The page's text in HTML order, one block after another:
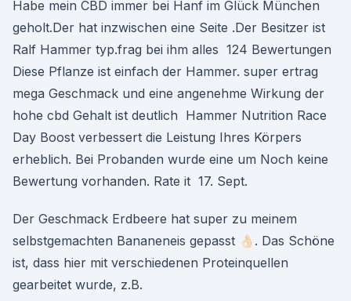
Habe mein CBD immer bei Hanf im Glück München
geholt.Der hat inzwischen eine Seite .Der Besitzer ist
Ralf Hammer typ.frag bei ihm alles 124 Bewertungen
Diese Pflanze ist einfach der Hammer. super ertrag
mega Geschmack und eine angenehme Wirkung der
hohe cbd Gehalt ist deutlich Hammer Nutrition Race
Day Boost verbessert die Leistung Ihres Körpers
erheblich. Bei Probanden wurde eine um Noch keine
Bewertung vorhanden. Rate it 17. Sept.
Der Geschmack Erdbeere hat super zu meinem
selbstgemachten Bananeneis gepasst 👌🏻. Das Schöne
ist, dass hier mit verschiedenen Proteinquellen
gearbeitet wurde, z.B.